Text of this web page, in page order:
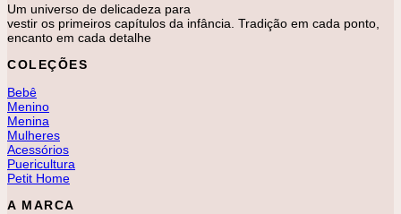
Um universo de delicadeza para
vestir os primeiros capítulos da infância. Tradição em cada ponto,
encanto em cada detalhe
COLEÇÕES
Bebê
Menino
Menina
Mulheres
Acessórios
Puericultura
Petit Home
A MARCA